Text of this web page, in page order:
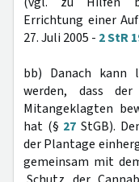
Errichtung einer
27. Juli 2005 - 2 StR
bb) Danach kann
werden, dass
Mitangeklagten
hat (§ 27 StGB).
der Plantage
gemeinsam mit